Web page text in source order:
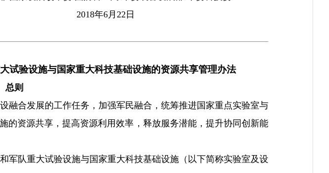
2018年6月22日
试验设施与国家重大科技基础设施的资源共享管理办法
总则
合发展的工作任务，加强军民融合，统筹推进国家重点实验室与
的资源共享，提高资源利用效率，释放服务潜能，提升协同创新能
队重大试验设施与国家重大科技基础设施（以下简称实验室及设